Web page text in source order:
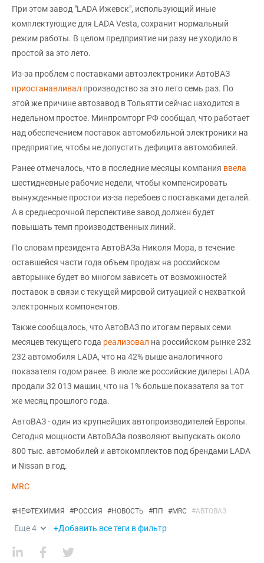
При этом завод "LADA Ижевск", использующий иные
комплектующие для LADA Vesta, сохранит нормальный
режим работы. В целом предприятие ни разу не уходило в
простой за это лето.
Из-за проблем с поставками автоэлектроники АвтоВАЗ
приостанавливал производство за это лето семь раз. По
этой же причине автозавод в Тольятти сейчас находится в
недельном простое. Минпромторг РФ сообщал, что работает
над обеспечением поставок автомобильной электроники на
предприятие, чтобы не допустить дефицита автомобилей.
Ранее отмечалось, что в последние месяцы компания ввела
шестидневные рабочие недели, чтобы компенсировать
вынужденные простои из-за перебоев с поставками деталей.
А в среднесрочной перспективе завод должен будет
повышать темп производственных линий.
По словам президента АвтоВАЗа Николя Мора, в течение
оставшейся части года объем продаж на российском
авторынке будет во многом зависеть от возможностей
поставок в связи с текущей мировой ситуацией с нехваткой
электронных компонентов.
Также сообщалось, что АвтоВАЗ по итогам первых семи
месяцев текущего года реализовал на российском рынке 232
232 автомобиля LADA, что на 42% выше аналогичного
показателя годом ранее. В июле же российские дилеры LADA
продали 32 013 машин, что на 1% больше показателя за тот
же месяц прошлого года.
АвтоВАЗ - один из крупнейших автопроизводителей Европы.
Сегодня мощности АвтоВАЗа позволяют выпускать около
800 тыс. автомобилей и автокомплектов под брендами LADA
и Nissan в год.
MRC
#НЕФТЕХИМИЯ #РОССИЯ #НОВОСТЬ #ПП #MRC #АВТОВАЗ
Еще4 +Добавить все теги в фильтр